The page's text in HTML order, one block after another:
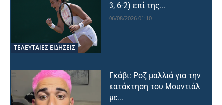
ΤΕΛΕΥΤΑΙΕΣ ΕΙΔΗΣΕΙΣ
3, 6-2) επί της...
06/08/2026 01:10
Γκάβι: Ροζ μαλλιά για την
κατάκτηση του Μουντιάλ
με...